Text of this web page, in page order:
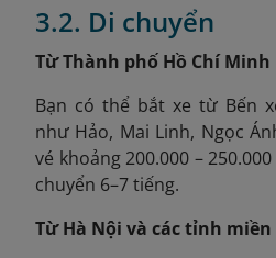
3.2. Di chuyển
Từ Thành phố Hồ Chí Minh
Bạn có thể bắt xe từ Bến
như Hảo, Mai Linh, Ngọc
vé khoảng 200.000 –
chuyển 6–7 tiếng.
Từ Hà Nội và các tỉnh